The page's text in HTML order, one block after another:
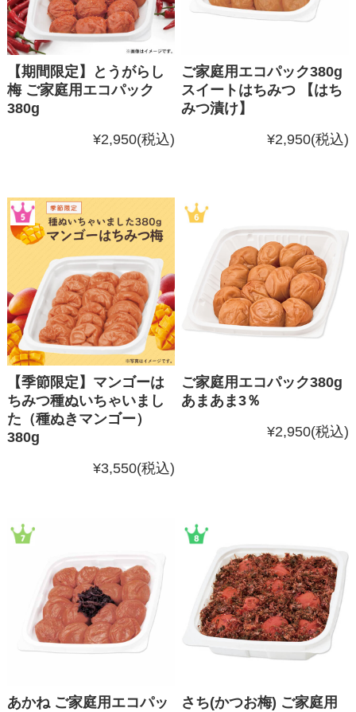
【期間限定】とうがらし
梅 ご家庭用エコパック
380g
¥2,950(税込)
ご家庭用エコパック380g
スイートはちみつ 【はち
みつ漬け】
¥2,950(税込)
【季節限定】マンゴーは
ちみつ種ぬいちゃいまし
た（種ぬきマンゴー）
380g
¥3,550(税込)
ご家庭用エコパック380g
あまあま3％
¥2,950(税込)
あかね ご家庭用エコパッ
さち(かつお梅) ご家庭用